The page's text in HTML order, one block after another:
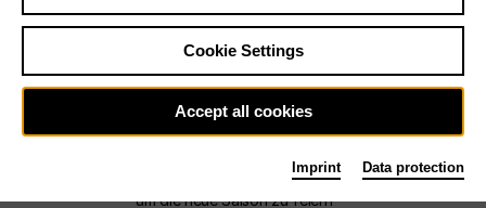
Sat29.8.
Ballet Main stage Staatsballett Berlin
12:00 Eröffnungswochenende
Die Deutsche Oper Berlin öffnet ihre Pforten,
um die neue Saison zu feiern
Cookie Settings
Accept all cookies
Imprint Data protection